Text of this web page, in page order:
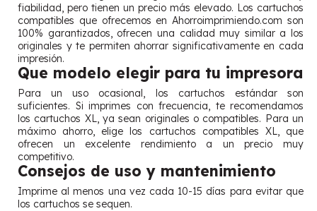
fiabilidad, pero tienen un precio más elevado. Los cartuchos
compatibles que ofrecemos en Ahorroimprimiendo.com son
100% garantizados, ofrecen una calidad muy similar a los
originales y te permiten ahorrar significativamente en cada
impresión.
Que modelo elegir para tu impresora
Para un uso ocasional, los cartuchos estándar son
suficientes. Si imprimes con frecuencia, te recomendamos
los cartuchos XL, ya sean originales o compatibles. Para un
máximo ahorro, elige los cartuchos compatibles XL, que
ofrecen un excelente rendimiento a un precio muy
competitivo.
Consejos de uso y mantenimiento
Imprime al menos una vez cada 10-15 días para evitar que
los cartuchos se sequen.